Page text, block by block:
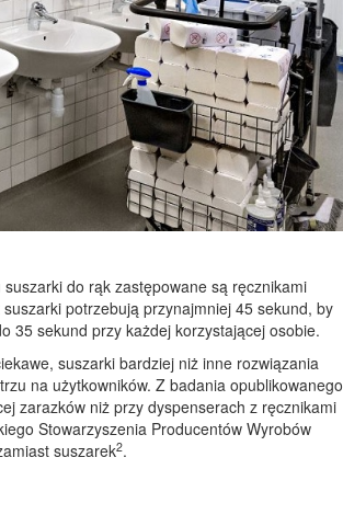
do rąk zastępowane są ręcznikami
potrzebują przynajmniej 45 sekund, by
35 sekund przy każdej korzystającej osobie.
suszarki bardziej niż inne rozwiązania
na użytkowników. Z badania opublikowanego
zarazków niż przy dyspenserach z ręcznikami
Stowarzyszenia Producentów Wyrobów
suszarek2.